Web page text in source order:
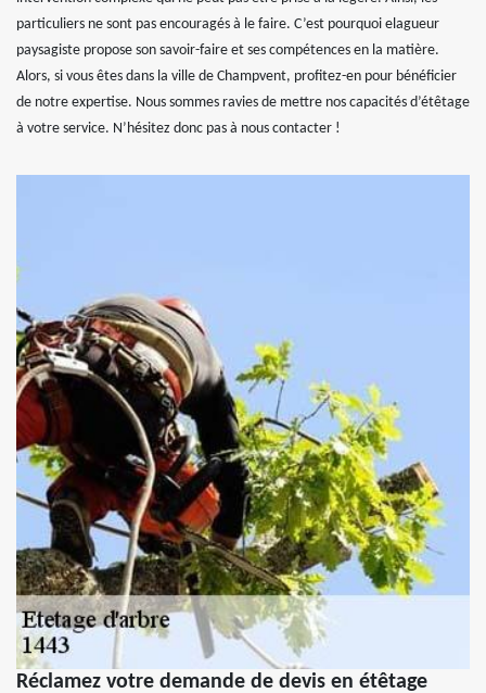
particuliers ne sont pas encouragés à le faire. C’est pourquoi elagueur
paysagiste propose son savoir-faire et ses compétences en la matière.
Alors, si vous êtes dans la ville de Champvent, profitez-en pour bénéficier
de notre expertise. Nous sommes ravies de mettre nos capacités d’étêtage
à votre service. N’hésitez donc pas à nous contacter !
Réclamez votre demande de devis en étêtage